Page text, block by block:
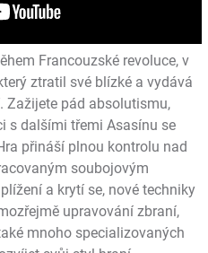
Francouzské revoluce, v
ztratil své blízké a vydává
Zažijete pád absolutismu,
s dalšími třemi Asasínu se
přináší plnou kontrolu nad
soubojovým
a krytí se, nové techniky
upravování zbraní,
mnoho specializovaných